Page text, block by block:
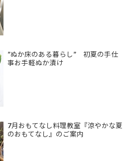
”ぬか床のある暮らし” 初夏の手仕
事お手軽ぬか漬け
7月おもてなし料理教室『涼やかな夏
のおもてなし』のご案内